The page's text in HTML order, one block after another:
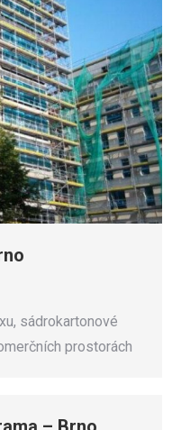
sádrokartonové
prostorách